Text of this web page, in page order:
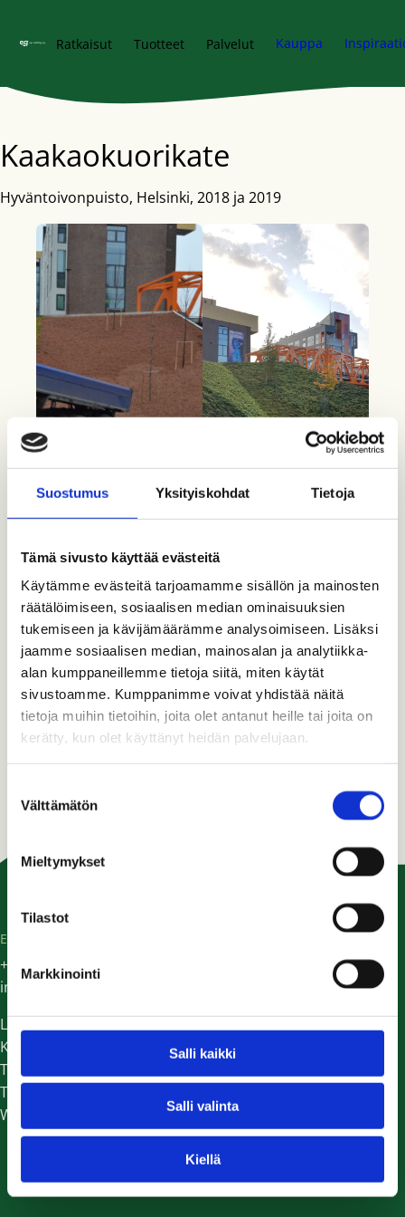
Suostumus Yksityiskohdat Tietoja
Tämä sivusto käyttää evästeitä
Käytämme evästeitä tarjoamamme sisällön ja mainosten
räätälöimiseen, sosiaalisen median ominaisuuksien
tukemiseen ja kävijämäärämme analysoimiseen. Lisäksi
jaamme sosiaalisen median, mainosalan ja analytiikka-
alan kumppaneillemme tietoja siitä, miten käytät
sivustoamme. Kumppanimme voivat yhdistää näitä
tietoja muihin tietoihin, joita olet antanut heille tai joita on
kerätty, kun olet käyttänyt heidän palvelujaan.
valinta
Välttämätön
Mieltymykset
Tilastot
Markkinointi
Salli kaikki
Salli valinta
Kiellä
Ratkaisut Tuotteet Palvelut Kauppa
Kaakaokuorikate
Hyväntoivonpuisto, Helsinki, 2018 ja 2019
EG TRADING
+358 (0) 9 298 9924
info@eg-trading.fi
Laskutustiedot
Kaikki yhteystiedot
Tilaa uutiskirje
Tietosuojaseloste
Whistleblower-ilmoituskanava